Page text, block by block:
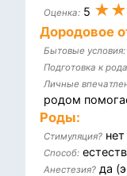
Оценка: 5
Дородовое
Бытовые условия:
Подготовка к
Личные
родом
Роды:
Стимуляция? нет
Способ:
Анестезия? да